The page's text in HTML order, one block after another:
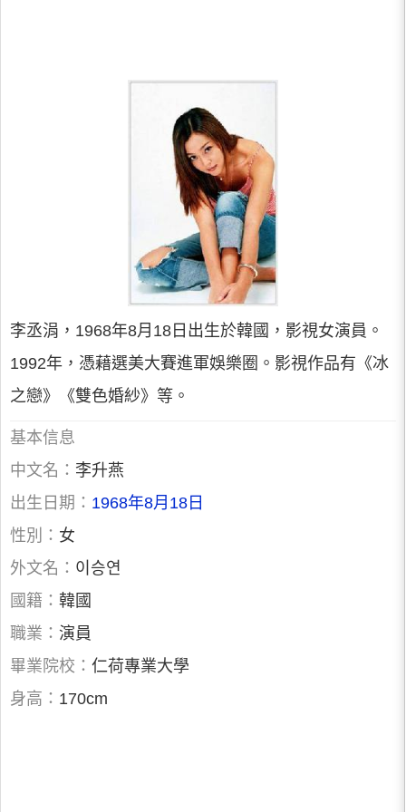
李丞涓，1968年8月18日出生於韓國，影視女演員。
1992年，憑藉選美大賽進軍娛樂圈。影視作品有《冰
之戀》《雙色婚紗》等。
基本信息
中文名： 李升燕
出生日期： 1968年8月18日
性別： 女
外文名： 이승연
國籍： 韓國
職業： 演員
畢業院校： 仁荷專業大學
身高： 170cm